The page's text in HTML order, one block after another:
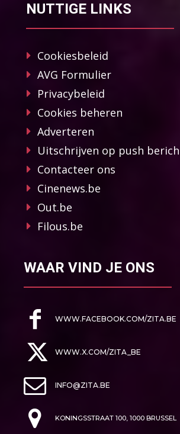
NUTTIGE LINKS
Cookiesbeleid
AVG Formulier
Privacybeleid
Cookies beheren
Adverteren
Uitschrijven op push
Contacteer ons
Cinenews.be
Out.be
Filous.be
WAAR VIND JE ONS
WWW.FACEBOOK.COM/ZITA.BE
WWW.X.COM/ZITA_BE
INFO@ZITA.BE
KONINGSSTRAAT 100, 1000 BRUSSEL